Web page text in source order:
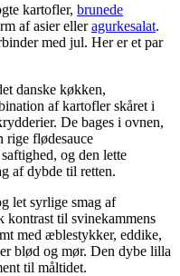
kartofler, brunede
af asier elleragurkesalat.
med jul. Her er et par
danske køkken,
af kartofler skåret i
De bages i ovnen,
rige flødesauce
og den lette
af dybde til retten.
let syrlige smag af
kontrast til svinekammens
med æblestykker, eddike,
blød og mør. Den dybe lilla
til måltidet.